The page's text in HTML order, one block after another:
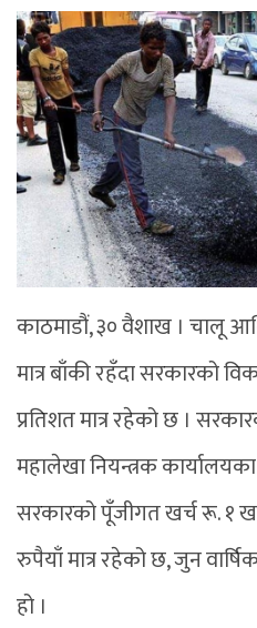
काठमाडौं, ३० वैशाख । चालू
मात्र बाँकी रहँदा सरकारको
प्रतिशत मात्र रहेको छ ।
महालेखा नियन्त्रक
सरकारको पूँजीगत खर्च रू. १
रुपैयाँ मात्र रहेको छ, जुन
हो ।